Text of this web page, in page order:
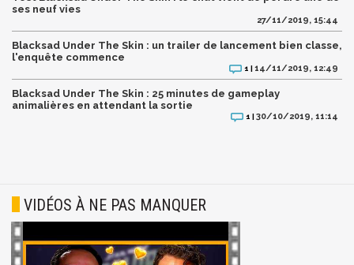
ses neuf vies
27/11/2019, 15:44
Blacksad Under The Skin : un trailer de lancement bien classe,
l'enquête commence
1 | 14/11/2019, 12:49
Blacksad Under The Skin : 25 minutes de gameplay
animalières en attendant la sortie
1 | 30/10/2019, 11:14
VIDÉOS À NE PAS MANQUER